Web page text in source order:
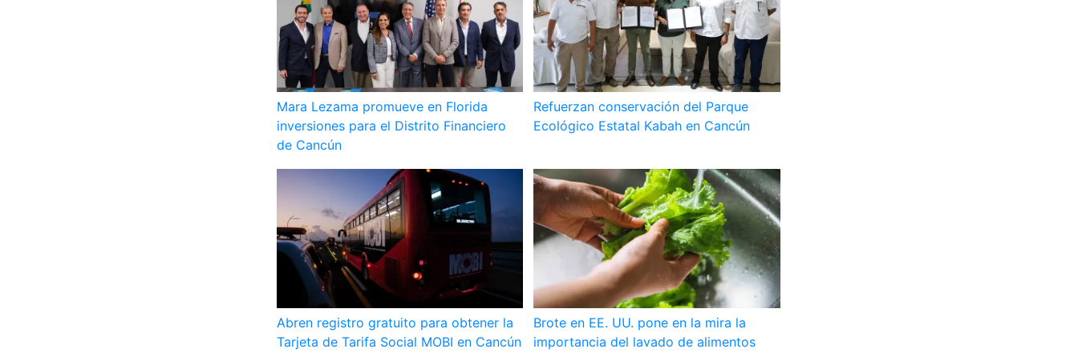
Mara Lezama promueve en Florida
inversiones para el Distrito Financiero
de Cancún
Refuerzan conservación del Parque
Ecológico Estatal Kabah en Cancún
Abren registro gratuito para obtener la
Tarjeta de Tarifa Social MOBI en Cancún
Brote en EE. UU. pone en la mira la
importancia del lavado de alimentos